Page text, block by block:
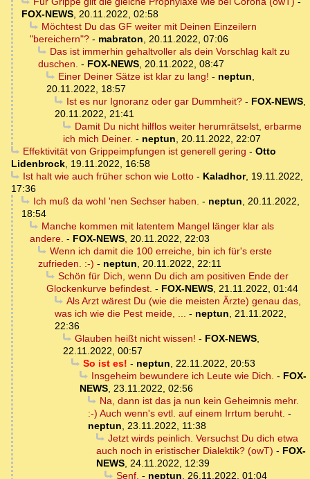
FOX-NEWS, 20.11.2022, 02:58
Möchtest Du das GF weiter mit Deinen Einzeilern
"bereichern"? - mabraton, 20.11.2022, 07:06
Das ist immerhin gehaltvoller als dein Vorschlag kalt zu
duschen. - FOX-NEWS, 20.11.2022, 08:47
Einer Deiner Sätze ist klar zu lang! - neptun,
20.11.2022, 18:57
Ist es nur Ignoranz oder gar Dummheit?- FOX-NEWS,
20.11.2022, 21:41
Damit Du nicht hilflos weiter herumrätselst, erbarme
ich mich Deiner. - neptun, 20.11.2022, 22:07
Effektivität von Grippeimpfungen ist generell gering - Otto
Lidenbrock, 19.11.2022, 16:58
Ist halt wie auch früher schon wie Lotto- Kaladhor, 19.11.2022,
17:36
Ich muß da wohl 'nen Sechser haben. - neptun, 20.11.2022,
18:54
Manche kommen mit latentem Mangel länger klar als
andere. - FOX-NEWS, 20.11.2022, 22:03
Wenn ich damit die 100 erreiche, bin ich für's erste
zufrieden. :-) - neptun, 20.11.2022, 22:11
Schön für Dich, wenn Du dich am positiven Ende der
Glockenkurve befindest. - FOX-NEWS, 21.11.2022, 01:44
Als Arzt wärest Du (wie die meisten Ärzte) genau das,
was ich wie die Pest meide, ... - neptun, 21.11.2022,
22:36
Glauben heißt nicht wissen! - FOX-NEWS,
22.11.2022, 00:57
So ist es! - neptun, 22.11.2022, 20:53
Insgeheim bewundere ich Leute wie Dich. - FOX-
NEWS, 23.11.2022, 02:56
Na, dann ist das ja nun kein Geheimnis mehr.
:-) Auch wenn's evtl. auf einem Irrtum beruht. -
neptun, 23.11.2022, 11:38
Jetzt wirds peinlich. Versuchst Du dich etwa
auch noch in eristischer Dialektik? (owT) - FOX-
NEWS, 24.11.2022, 12:39
Senf. - neptun, 26.11.2022, 01:04